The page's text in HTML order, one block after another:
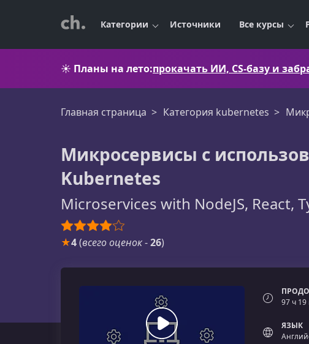
Категории Источники Все курсы
☀️ Планы на лето:прокачать ИИ, CS-базу и
Главная страница Категория kubernetes
Микросервисы с
Kubernetes
Microservices with NodeJS, React,
★4(всего оценок-26)
97 ч
ЯЗЫК